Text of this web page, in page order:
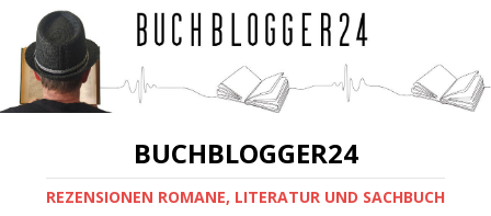
BUCHBLOGGER24
REZENSIONEN ROMANE, LITERATUR UND SACHBUCH